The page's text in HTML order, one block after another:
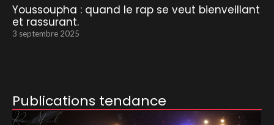
Youssoupha : quand le rap se veut bienveillant
et rassurant.
3 septembre 2025
Publications tendance